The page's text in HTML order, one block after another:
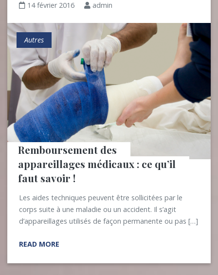
14 février 2016 admin
Autres
Remboursement des
appareillages médicaux : ce qu’il
faut savoir !
Les aides techniques peuvent être sollicitées par le
corps suite à une maladie ou un accident. Il s’agit
d’appareillages utilisés de façon permanente ou pas […]
READ MORE